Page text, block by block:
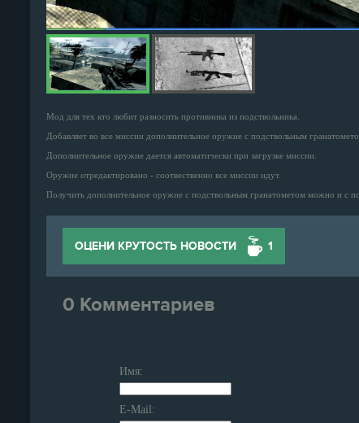
Мод для тех кто любит разносить противника из подствольника.
Добавляет во все миссии дополнительное оружие с подствольным
Дополнительное оружие дается автоматически при загрузке миссии.
Оружие отредактировано - соотвественно все миссии идут.
Получить дополнительное оружие с подствольным гранатометом можно и с
ОЦЕНИ КРУТОСТЬ НОВОСТИ 1
0 Комментариев
Имя:
E-Mail: